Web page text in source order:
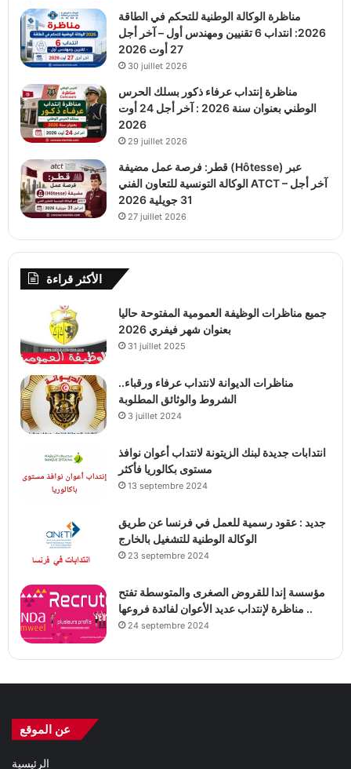
مناظرة الوكالة الوطنية للتحكم في الطاقة
2026: انتداب 6 تقنيين ومهندس أول – آخر أجل
27 أوت 2026
30 juillet 2026
مناظرة إنتداب عرفاء ذكور بسلك الحرس
الوطني بعنوان سنة 2026 : آخر أجل 24 أوت
2026
29 juillet 2026
قطر: فرصة عمل مضيفة (Hôtesse) عبر
الوكالة التونسية للتعاون الفني ATCT – آخر أجل
31 جويلية 2026
27 juillet 2026
الأكثر قراءة
جميع مناظرات الوظيفة العمومية المفتوحة حاليا
بعنوان شهر فيفري 2026
31 juillet 2025
مناظرات الديوانة لانتداب عرفاء ورقباء..
الشروط والوثائق المطلوبة
3 juillet 2024
انتدابات جديدة لبنك الزيتونة لانتداب أعوان نوافذ
مستوى بكالوريا فأكثر
13 septembre 2024
جديد : عقود رسمية للعمل في فرنسا عن طريق
الوكالة الوطنية للتشغيل بالخارج
23 septembre 2024
مؤسسة إندا للقروض الصغرى والمتوسطة تفتح
مناظرة لإنتداب عديد الأعوان لفائدة فروعها ..
24 septembre 2024
عن الموقع
الرئيسية